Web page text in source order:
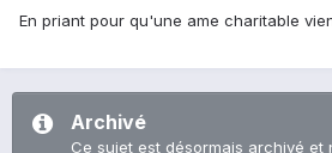
En priant pour qu'une ame charitable
Archivé
Ce sujet est désormais archivé et